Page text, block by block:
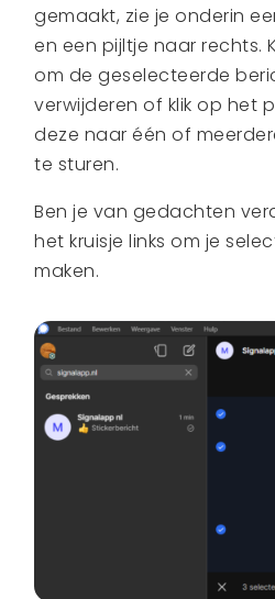
gemaakt, zie je onderin
en een pijltje naar rechts.
om de geselecteerde
verwijderen of klik op het
deze naar één of
te sturen.
Ben je van gedachten
het kruisje links om je
maken.